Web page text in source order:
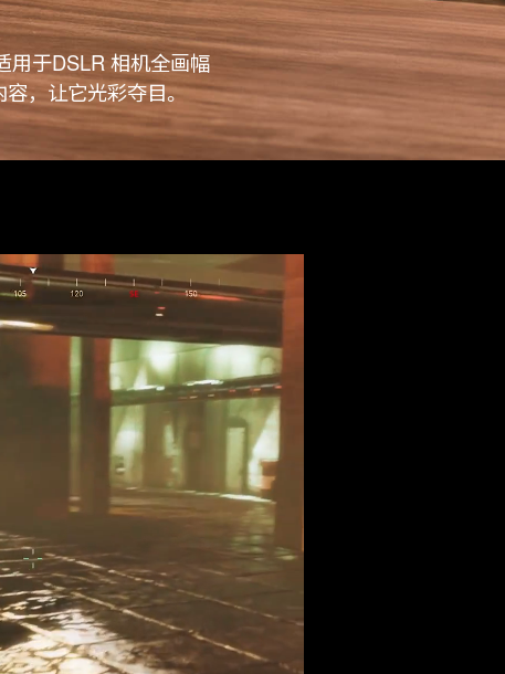
用于DSLR 相机全画幅
，让它光彩夺目。